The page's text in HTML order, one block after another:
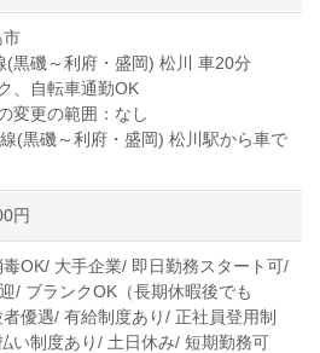
市
(黒磯～利府・盛岡) 松川 車20分
、自転車通勤OK
変更の範囲：なし
(黒磯～利府・盛岡) 松川駅から車で
円
OK/ 大手企業/ 即日勤務スタート可/
/ ブランクOK（長期休暇後でも
優遇/ 有給制度あり/ 正社員登用制
い制度あり/ 土日休み/ 短期勤務可